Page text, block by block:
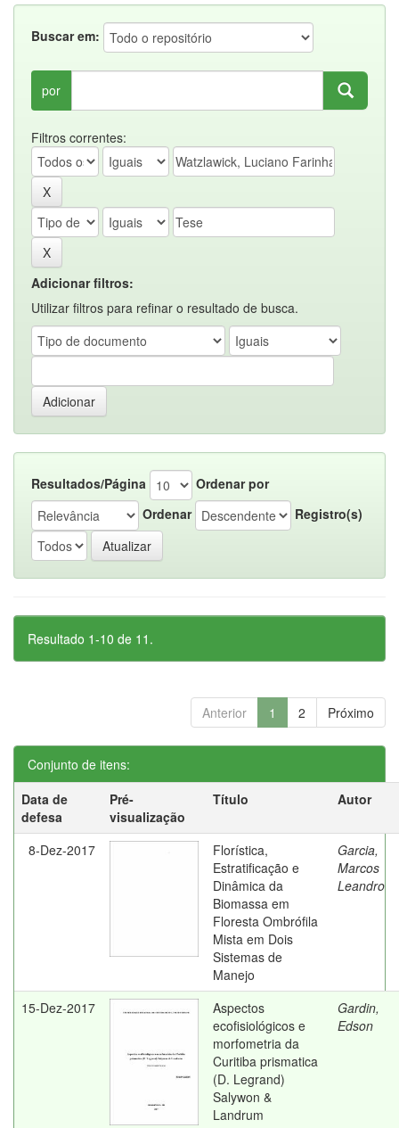
Buscar em:
por
Filtros correntes:
Adicionar filtros:
Utilizar filtros para refinar o resultado de busca.
Resultados/Página
Ordenar por
Ordenar
Registro(s)
Resultado 1-10 de 11.
Anterior 1 2 Próximo
Conjunto de itens:
Data de
defesa
Pré-
visualização
Título Autor
8-Dez-2017
Florística,
Estratificação e
Dinâmica da
Biomassa em
Floresta Ombrófila
Mista em Dois
Sistemas de
Manejo
Garcia,
Marcos
Leandro
15-Dez-2017
Aspectos
ecofisiológicos e
morfometria da
Curitiba prismatica
(D. Legrand)
Salywon &
Landrum
Gardin,
Edson